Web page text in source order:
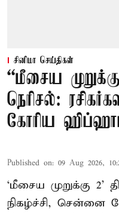
சினிமா செய்திகள்
“மீசைய
நெரிசல்:
கோரிய
Published on: 09 Aug 2026,
‘மீசைய முறுக்கு 2’
நிகழ்ச்சி, சென்னை